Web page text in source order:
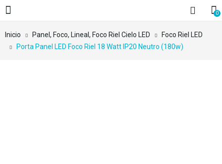
0
Inicio Panel, Foco, Lineal, Foco Riel Cielo LED
Foco Riel LED
Porta Panel LED Foco Riel 18 Watt IP20 Neutro (180w)